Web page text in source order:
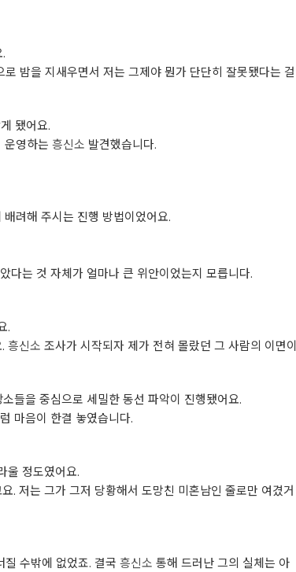
밤을 지새우면서 저는 그제야 뭔가 단단히 잘못됐다는 걸
됐어요.
운영하는 흥신소 발견했습니다.
려해 주시는 진행 방법이었어요.
다는 것 자체가 얼마나 큰 위안이었는지 모릅니다.
.
흥신소 조사가 시작되자 제가 전혀 몰랐던 그 사람의 이면이
들을 중심으로 세밀한 동선 파악이 진행됐어요.
마음이 한결 놓였습니다.
울 정도였어요.
. 저는 그가 그저 당황해서 도망친 미혼남인 줄로만 여겼거
수밖에 없었죠. 결국 흥신소 통해 드러난 그의 실체는 아